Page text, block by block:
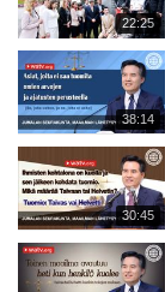
재
생
시
간
22:25
재
생
시
간
38:14
재
생
시
간
30:45